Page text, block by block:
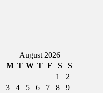
August 2026
M T W T F S
S
1
2
3
4 5 6 7 8
9